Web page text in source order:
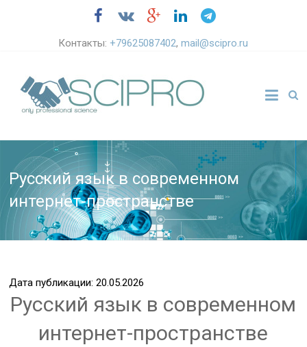
Контакты:+79625087402,mail@scipro.ru
Русский язык в современном
интернет-пространстве
Дата публикации: 20.05.2026
Русский язык в современном
интернет-пространстве